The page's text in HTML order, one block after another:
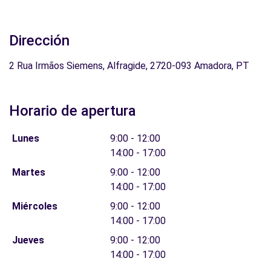
Dirección
2 Rua Irmãos Siemens, Alfragide, 2720-093 Amadora, PT
Horario de apertura
Lunes
9:00 - 12:00
14:00 - 17:00
Martes
9:00 - 12:00
14:00 - 17:00
Miércoles
9:00 - 12:00
14:00 - 17:00
Jueves
9:00 - 12:00
14:00 - 17:00